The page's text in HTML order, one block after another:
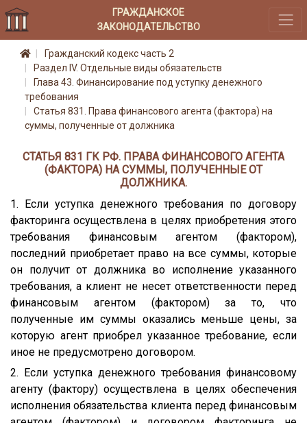
ГРАЖДАНСКОЕ
ЗАКОНОДАТЕЛЬСТВО
Гражданский кодекс часть 2
Раздел IV. Отдельные виды обязательств
Глава 43. Финансирование под уступку денежного
требования
Статья 831. Права финансового агента (фактора) на
суммы, полученные от должника
СТАТЬЯ 831 ГК РФ. ПРАВА ФИНАНСОВОГО АГЕНТА
(ФАКТОРА) НА СУММЫ, ПОЛУЧЕННЫЕ ОТ
ДОЛЖНИКА.
1. Если уступка денежного требования по договору
факторинга осуществлена в целях приобретения этого
требования финансовым агентом (фактором),
последний приобретает право на все суммы, которые
он получит от должника во исполнение указанного
требования, а клиент не несет ответственности перед
финансовым агентом (фактором) за то, что
полученные им суммы оказались меньше цены, за
которую агент приобрел указанное требование, если
иное не предусмотрено договором.
2. Если уступка денежного требования финансовому
агенту (фактору) осуществлена в целях обеспечения
исполнения обязательства клиента перед финансовым